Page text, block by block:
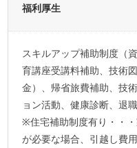
福利厚生
スキルアップ補助制度（
育講座受講料補助、技術
金）、帰省旅費補助、技
ョン活動、健康診断、退
※住宅補助制度有り・・
が必要な場合、引越し費